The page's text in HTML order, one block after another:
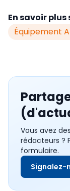
En savoir plus
Équipement
Vous avez
rédacteurs ?
formulaire.
Signalez-